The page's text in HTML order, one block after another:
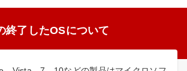
終了したOSについて